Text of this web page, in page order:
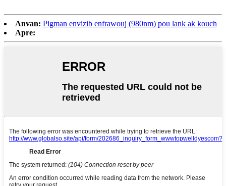
Anvan: Pigman envizib enfrawouj (980nm) pou lank ak kouch
Apre: